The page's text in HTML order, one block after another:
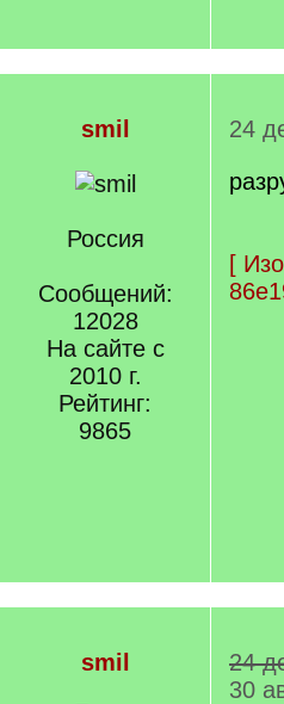
smil
Россия
Сообщений:
12028
На сайте с
2010 г.
Рейтинг:
9865
24
[
smil
24
30